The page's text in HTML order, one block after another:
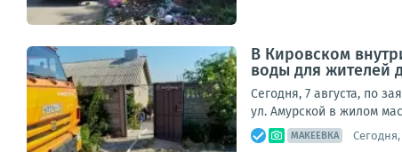
В Кировском
воды для жителей
Сегодня, 7 августа, по
ул. Амурской в жилом
МАКЕЕВКА Сегодня,